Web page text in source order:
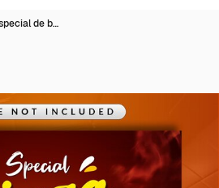
de b…